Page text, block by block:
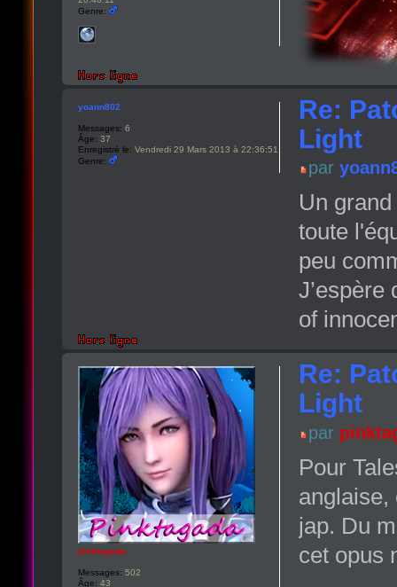
Genre:
Re:
Light
par
Un
toute
peu
of
yoann802
Messages: 6
Âge: 37
Enregistré le: Vendredi 29 Mars 2013 à 22:36:51
Genre:
Re:
Light
par
Pour
anglaise,
jap. Du
cet opus
pinktagada
Messages: 502
Âge: 43